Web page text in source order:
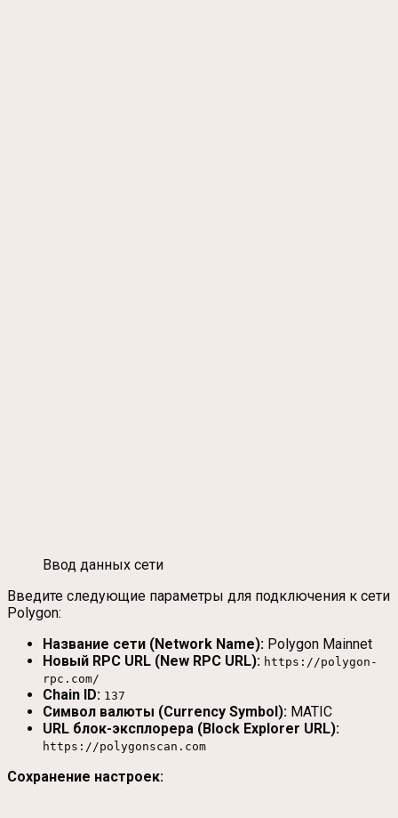
Ввод данных сети
Введите следующие параметры для подключения к сети
Polygon:
Название сети (Network Name): Polygon Mainnet
Новый RPC URL (New RPC URL): https://polygon-
rpc.com/
Chain ID: 137
Символ валюты (Currency Symbol): MATIC
URL блок-эксплорера (Block Explorer URL):
https://polygonscan.com
Сохранение настроек: